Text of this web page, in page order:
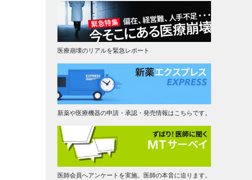
医療崩壊のリアルを緊急レポート
新薬や医療機器の申請・承認・発売情報はこちらです。
医師会員へアンケートを実施。医師の本音に迫ります。